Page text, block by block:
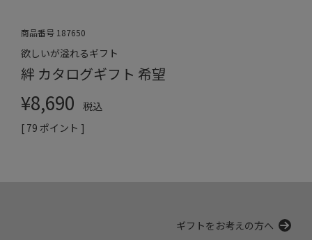
商品番号 187650
欲しいが溢れるギフト
絆 カタログギフト 希望
¥8,690
税込
[ 79 ポイント ]
ギフトをお考えの方へ